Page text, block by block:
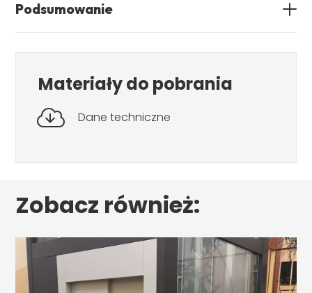
Podsumowanie
Materiały do pobrania
Dane techniczne
Zobacz również: